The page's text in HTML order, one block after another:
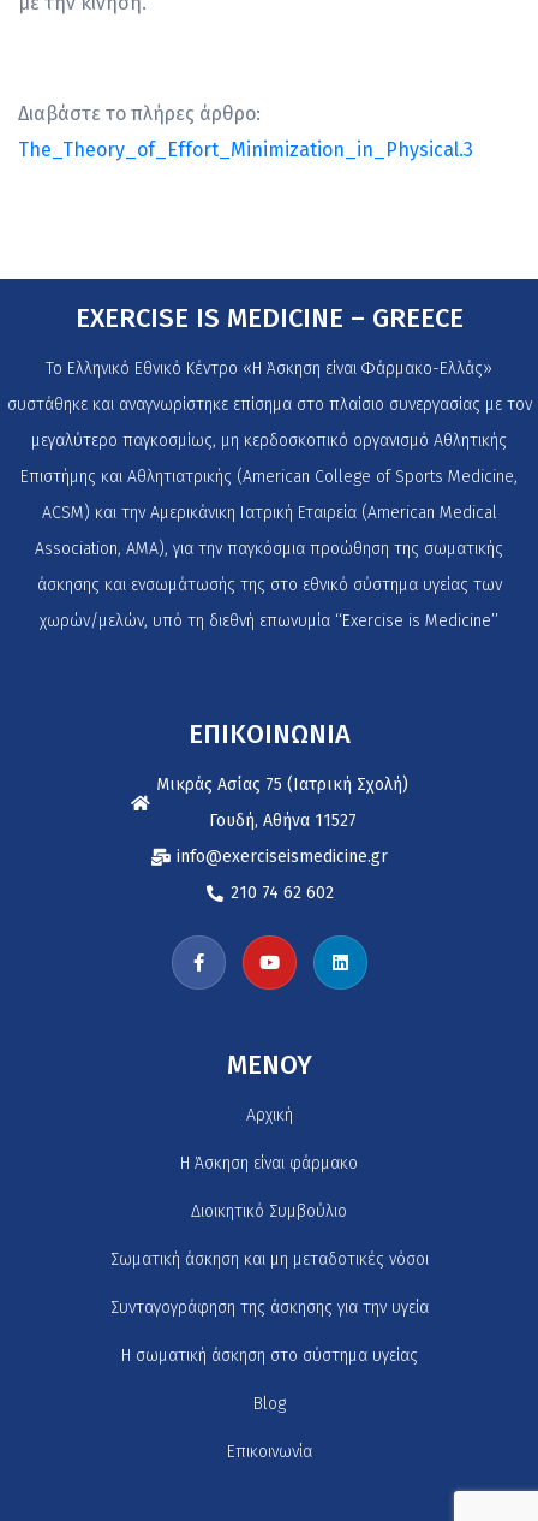
Διαβάστε το πλήρες άρθρο:
The_Theory_of_Effort_Minimization_in_Physical.3
EXERCISE IS MEDICINE – GREECE
Το Ελληνικό Εθνικό Κέντρο «Η Άσκηση είναι Φάρμακο-Ελλάς»
συστάθηκε και αναγνωρίστηκε επίσημα στο πλαίσιο συνεργασίας με τον
μεγαλύτερο παγκοσμίως, μη κερδοσκοπικό οργανισμό Αθλητικής
Επιστήμης και Αθλητιατρικής (American College of Sports Medicine,
ACSM) και την Αμερικάνικη Ιατρική Εταιρεία (American Medical
Association, AMA), για την παγκόσμια προώθηση της σωματικής
άσκησης και ενσωμάτωσής της στο εθνικό σύστημα υγείας των
χωρών/μελών, υπό τη διεθνή επωνυμία ‘‘Exercise is Medicine’’
ΕΠΙΚΟΙΝΩΝΙΑ
Μικράς Ασίας 75 (Ιατρική Σχολή)
Γουδή, Αθήνα 11527
info@exerciseismedicine.gr
210 74 62 602
MENOY
Αρχική
H Άσκηση είναι φάρμακο
Διοικητικό Συμβούλιο
Σωματική άσκηση και μη μεταδοτικές νόσοι
Συνταγογράφηση της άσκησης για την υγεία
Η σωματική άσκηση στο σύστημα υγείας
Blog
Επικοινωνία